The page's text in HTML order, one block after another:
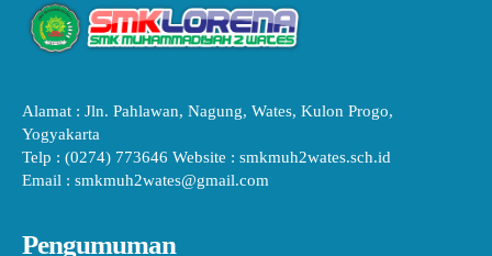
Alamat : Jln. Pahlawan, Nagung, Wates, Kulon Progo,
Yogyakarta
Telp : (0274) 773646 Website : smkmuh2wates.sch.id
Email : smkmuh2wates@gmail.com
Pengumuman